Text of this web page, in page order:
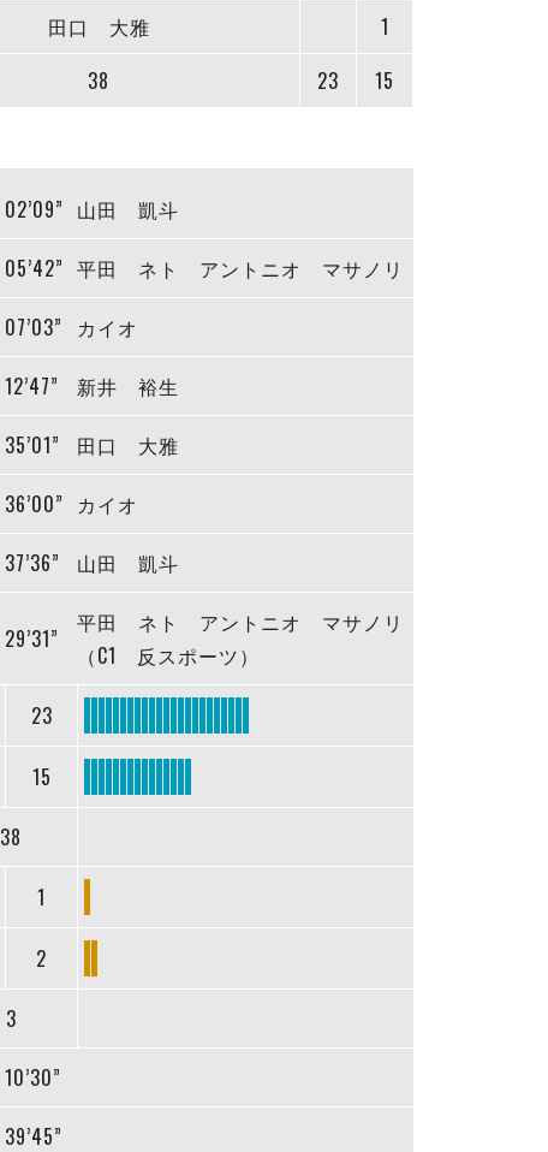
田口 大雅
1
38 23 15
02’09” 山田 凱斗
05’42” 平田 ネト アントニオ マサノリ
07’03” カイオ
12’47” 新井 裕生
35’01” 田口 大雅
36’00” カイオ
37’36” 山田 凱斗
29’31”
平田 ネト アントニオ マサノリ
（C1 反スポーツ）
23
15
38
1
2
3
10’30”
39’45”